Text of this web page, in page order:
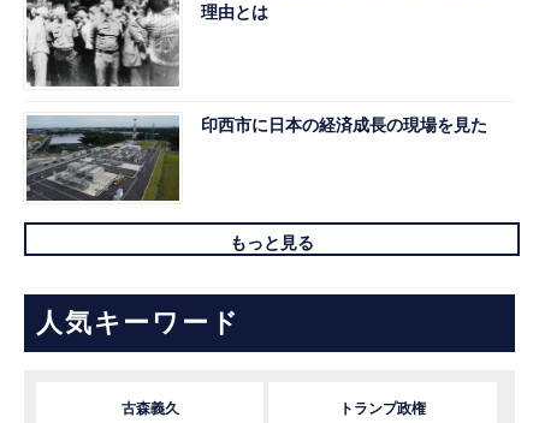
理由とは
印西市に日本の経済成長の現場を見た
もっと見る
人気キーワード
古森義久 トランプ政権